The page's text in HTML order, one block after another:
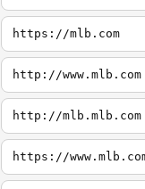
https://mlb.com
http://www.mlb.com
http://mlb.mlb.com
https://